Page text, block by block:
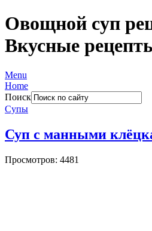
Овощной суп
Вкусные
Menu
Home
Поиск
Супы
Суп с манными
Просмотров: 4481